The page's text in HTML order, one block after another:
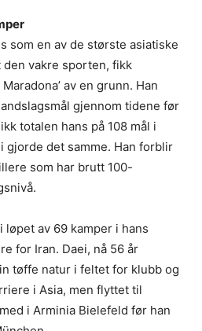
som en av de største asiatiske
vakre sporten, fikk
av en grunn. Han
gjennom tidene før
totalen hans på 108 mål i
gjorde det samme. Han forblir
som har brutt 100-
løpet av 69 kamper i hans
for Iran. Daei, nå 56 år
tøffe natur i feltet for klubb og
i Asia, men flyttet til
i Arminia Bielefeld før han